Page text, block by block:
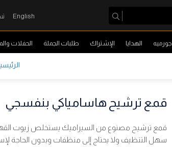
English
جورميه الهدايا الإشتراك طلبات الجملة الحفلات
قمع ترشيح هاسامياكي بنفسجي
قمع ترشيح مصنوع من السيراميك يستخلص زيوت
سهل التنظيف ولا يحتاج إلى منظفات وبدون الحاجة